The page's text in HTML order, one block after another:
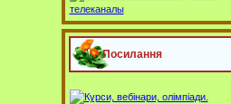
Посилання